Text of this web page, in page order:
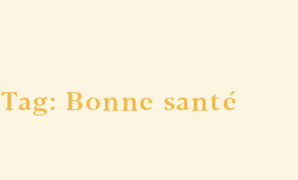
Tag: Bonne santé